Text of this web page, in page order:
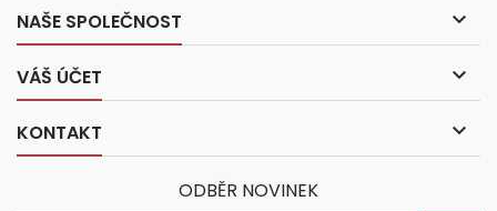
NAŠE SPOLEČNOST 
VÁŠ ÚČET 
KONTAKT 
ODBĚR NOVINEK